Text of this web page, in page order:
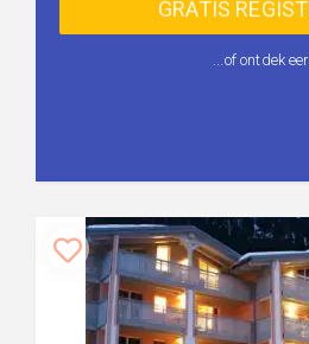
...of ontdek